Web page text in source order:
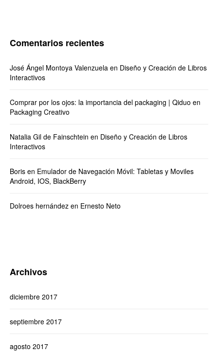
Comentarios recientes
José Ángel Montoya Valenzuela en Diseño y Creación de Libros
Interactivos
Comprar por los ojos: la importancia del packaging | Qiduo en
Packaging Creativo
Natalia Gil de Fainschtein en Diseño y Creación de Libros
Interactivos
Boris en Emulador de Navegación Móvil: Tabletas y Moviles
Android, IOS, BlackBerry
Dolroes hernández en Ernesto Neto
Archivos
diciembre 2017
septiembre 2017
agosto 2017